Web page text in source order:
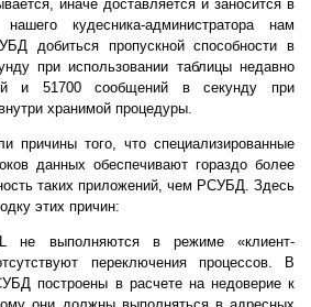
иначе доставляется и заносится в
кудесника-администратора нам
добиться пропускной способности в
при использовании таблицы недавно
и 51700 сообщений в секунду при
хранимой процедуры.
причины того, что специализированные
данных обеспечивают гораздо более
таких приложений, чем РСУБД. Здесь
этих причин:
не выполняются в режиме «клиент-
переключения процессов. В
построены в расчете на недоверие к